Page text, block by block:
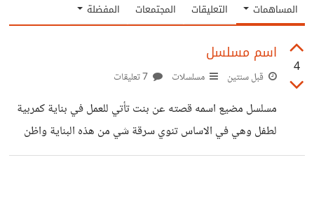
المساهمات التعليقات المجتمعات المفضلة
4
اسم مسلسل
قبل سنتين مسلسلات
مسلسل مضيع اسمه قصته عن بنت تأتي للعمل في بناية كمربية
لطفل وهي في الاساس تنوي سرقة شي من هذه البناية واظن
البناية مسكونة او شي من هذا القبيل افيدوني بأسم المسلسل